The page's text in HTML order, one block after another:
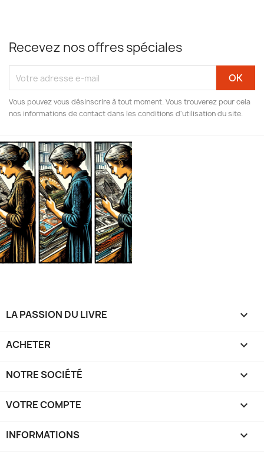
Recevez nos offres spéciales
Vous pouvez vous désinscrire à tout moment. Vous trouverez pour cela
nos informations de contact dans les conditions d'utilisation du site.
LA PASSION DU LIVRE 
ACHETER 
NOTRE SOCIÉTÉ 
VOTRE COMPTE 
INFORMATIONS keyboard_arrow_down